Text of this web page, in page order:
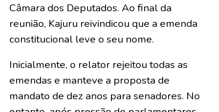
Câmara dos Deputados. Ao final da
reunião, Kajuru reivindicou que a emenda
constitucional leve o seu nome.
Inicialmente, o relator rejeitou todas as
emendas e manteve a proposta de
mandato de dez anos para senadores. No